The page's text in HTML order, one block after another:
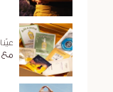
مع